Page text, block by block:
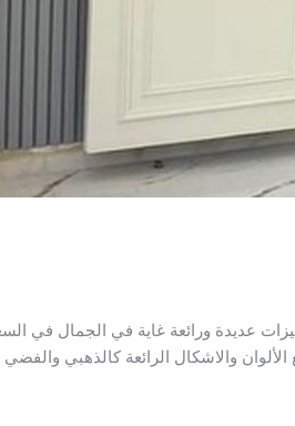
عديدة ورائعة غاية في الجمال في
والاشكال الرائعة كالذهبي